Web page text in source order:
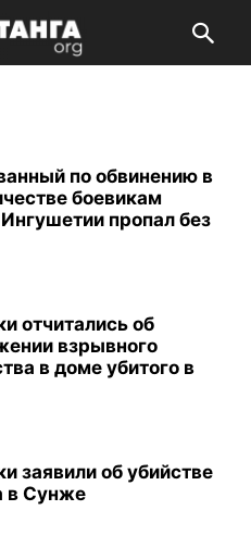
по обвинению в
боевикам
пропал без
отчитались об
взрывного
в доме убитого в
заявили об убийстве
в Сунже